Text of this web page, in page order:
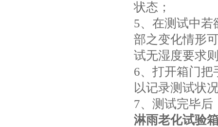
状态；
5、在测试中
部之变化情形
试无湿度要求
6、打开箱门
以记录测试状
7、测试完毕后
淋雨老化试验